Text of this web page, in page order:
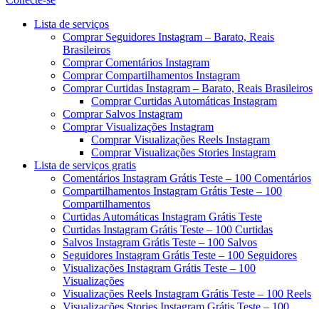
Menu
Lista de serviços
Comprar Seguidores Instagram – Barato, Reais
Brasileiros
Comprar Comentários Instagram
Comprar Compartilhamentos Instagram
Comprar Curtidas Instagram – Barato, Reais Brasileiros
Comprar Curtidas Automáticas Instagram
Comprar Salvos Instagram
Comprar Visualizações Instagram
Comprar Visualizações Reels Instagram
Comprar Visualizações Stories Instagram
Lista de serviços gratis
Comentários Instagram Grátis Teste – 100 Comentários
Compartilhamentos Instagram Grátis Teste – 100
Compartilhamentos
Curtidas Automáticas Instagram Grátis Teste
Curtidas Instagram Grátis Teste – 100 Curtidas
Salvos Instagram Grátis Teste – 100 Salvos
Seguidores Instagram Grátis Teste – 100 Seguidores
Visualizações Instagram Grátis Teste – 100
Visualizações
Visualizações Reels Instagram Grátis Teste – 100 Reels
Visualizações Stories Instagram Grátis Teste – 100